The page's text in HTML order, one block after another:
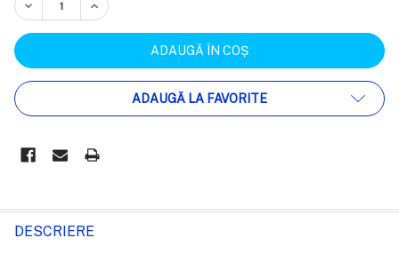
REDUCEȚI CANTITATEA:
CREȘTEȚI CANTITATEA:
ADAUGĂ LA FAVORITE
CUMPARATE
DESCRIERE